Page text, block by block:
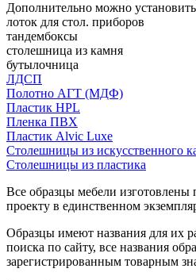
Дополнительно можно установить
лоток для стол. приборов
тандембоксы
столешница из камня
бутылочница
ЛДСП
Полотно АГТ (МДФ)
Пластик HPL
Пленка ПВХ
Пластик Alvic Luxe
Столешницы из искусственного
Столешницы из пластика
Все образцы мебели
проекту в единственном
Образцы имеют названия для их
поиска по сайту, все названия
зарегистрированным товарным